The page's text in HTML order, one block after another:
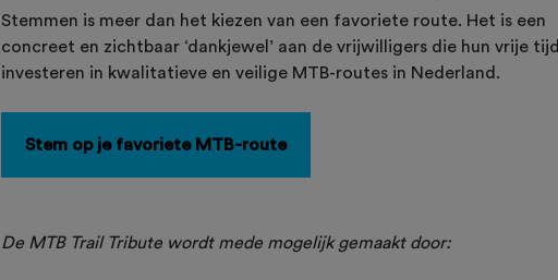
Stemmen is meer dan het kiezen van een favoriete route. Het is een
concreet en zichtbaar ‘dankjewel’ aan de vrijwilligers die hun vrije tijd
investeren in kwalitatieve en veilige MTB-routes in Nederland.
Stem op je favoriete MTB-route
De MTB Trail Tribute wordt mede mogelijk gemaakt door: